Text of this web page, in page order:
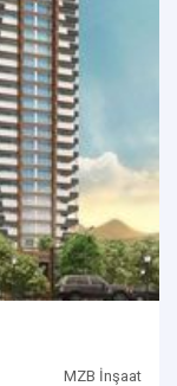
MZB İnşaat